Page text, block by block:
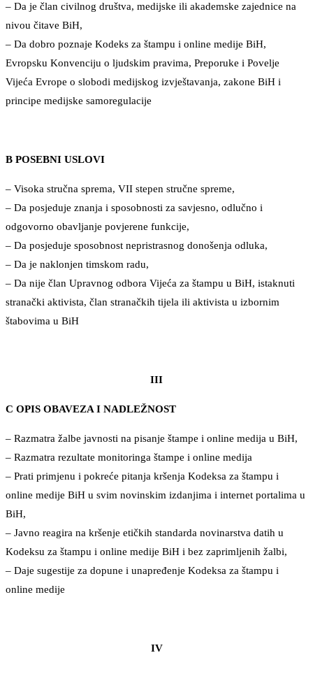
– Da je član civilnog društva, medijske ili akademske zajednice na
nivou čitave BiH,
– Da dobro poznaje Kodeks za štampu i online medije BiH,
Evropsku Konvenciju o ljudskim pravima, Preporuke i Povelje
Vijeća Evrope o slobodi medijskog izvještavanja, zakone BiH i
principe medijske samoregulacije
B POSEBNI USLOVI
– Visoka stručna sprema, VII stepen stručne spreme,
– Da posjeduje znanja i sposobnosti za savjesno, odlučno i
odgovorno obavljanje povjerene funkcije,
– Da posjeduje sposobnost nepristrasnog donošenja odluka,
– Da je naklonjen timskom radu,
– Da nije član Upravnog odbora Vijeća za štampu u BiH, istaknuti
stranački aktivista, član stranačkih tijela ili aktivista u izbornim
štabovima u BiH
III
C OPIS OBAVEZA I NADLEŽNOST
– Razmatra žalbe javnosti na pisanje štampe i online medija u BiH,
– Razmatra rezultate monitoringa štampe i online medija
– Prati primjenu i pokreće pitanja kršenja Kodeksa za štampu i
online medije BiH u svim novinskim izdanjima i internet portalima u
BiH,
– Javno reagira na kršenje etičkih standarda novinarstva datih u
Kodeksu za štampu i online medije BiH i bez zaprimljenih žalbi,
– Daje sugestije za dopune i unapređenje Kodeksa za štampu i
online medije
IV